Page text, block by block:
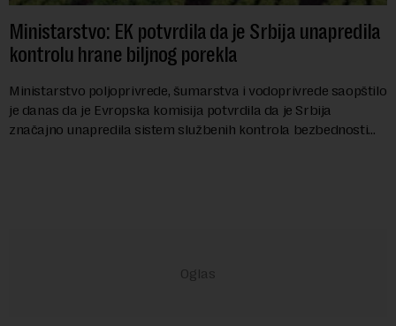
Ministarstvo: EK potvrdila da je Srbija unapredila
kontrolu hrane biljnog porekla
Ministarstvo poljoprivrede, šumarstva i vodoprivrede saopštilo
je danas da je Evropska komisija potvrdila da je Srbija
značajno unapredila sistem službenih kontrola bezbednosti